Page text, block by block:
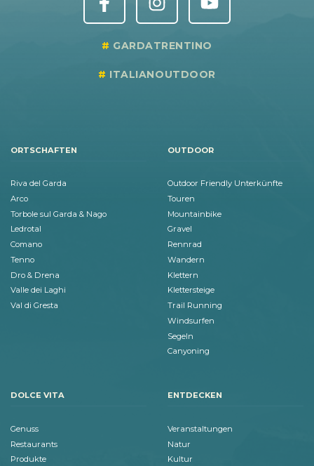
GARDATRENTINO
ITALIANOUTDOOR
ORTSCHAFTEN
Riva del Garda
Arco
Torbole sul Garda & Nago
Ledrotal
Comano
Tenno
Dro & Drena
Valle dei Laghi
Val di Gresta
OUTDOOR
Outdoor Friendly Unterkünfte
Touren
Mountainbike
Gravel
Rennrad
Wandern
Klettern
Klettersteige
Trail Running
Windsurfen
Segeln
Canyoning
DOLCE VITA
Genuss
Restaurants
Produkte
ENTDECKEN
Veranstaltungen
Natur
Kultur